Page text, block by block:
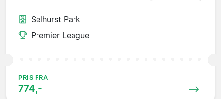
Selhurst Park
Premier League
PRIS FRA
774,-